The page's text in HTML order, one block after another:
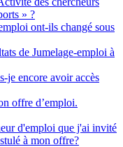
» ?
ont-ils changé sous
de Jumelage-emploi à
je encore avoir accès
offre d’emploi.
d'emploi que j'ai invité
à mon offre?